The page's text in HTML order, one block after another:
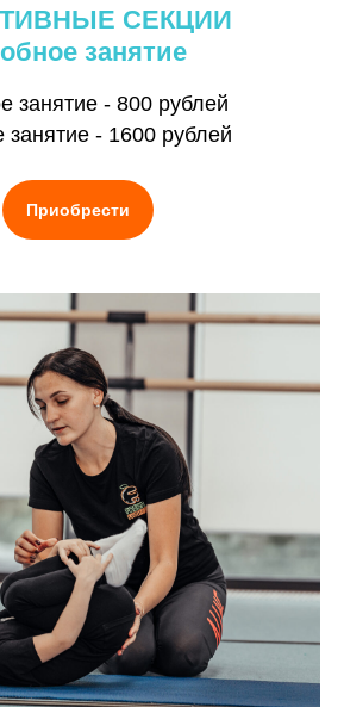
СЕКЦИИ
занятие
занятие - 800 рублей
занятие - 1600 рублей
Приобрести